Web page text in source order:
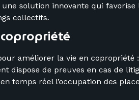
une solution innovante qui
collectifs.
améliorer la vie en copropriété :
dispose de preuves en cas de
temps réel l’occupation des